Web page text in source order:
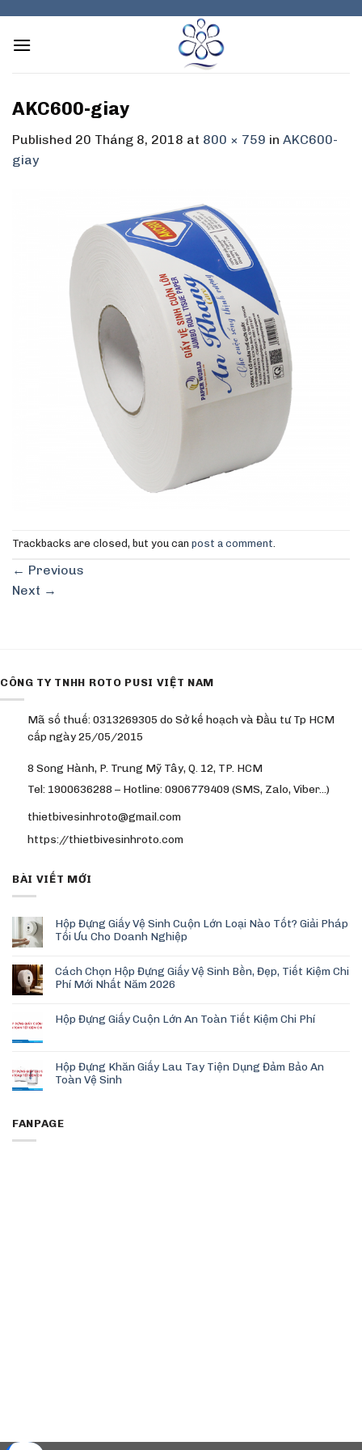
content
AKC600-giay
Published 20 Tháng 8, 2018 at 800 × 759 in AKC600-
giay
Trackbacks are closed, but you can post a comment
← Previous
Next →
CÔNG TY TNHH ROTO PUSI VIỆT NAM
Mã số thuế: 0313269305 do Sở kế hoạch và Đầu tư Tp HCM
cấp ngày 25/05/2015
8 Song Hành, P. Trung Mỹ Tây, Q. 12, TP. HCM
Tel: 1900636288 – Hotline: 0906779409 (SMS, Zalo, Viber…)
thietbivesinhroto@gmail.com
https://thietbivesinhroto.com
BÀI VIẾT MỚI
Hộp Đựng Giấy Vệ Sinh Cuộn Lớn Loại Nào Tốt? Giải Pháp
Tối Ưu Cho Doanh Nghiệp
Cách Chọn Hộp Đựng Giấy Vệ Sinh Bền, Đẹp, Tiết Kiệm Chi
Phí Mới Nhất Năm 2026
Hộp Đựng Giấy Cuộn Lớn An Toàn Tiết Kiệm Chi Phí
Hộp Đựng Khăn Giấy Lau Tay Tiện Dụng Đảm Bảo An
Toàn Vệ Sinh
FANPAGE